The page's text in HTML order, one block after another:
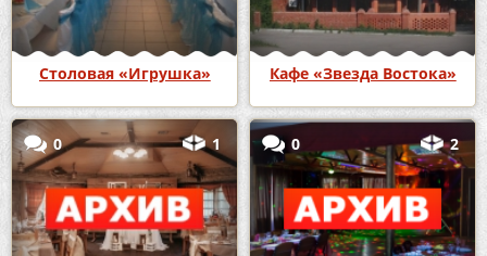
Столовая «Игрушка» Кафе «Звезда Востока»
0 1 0 2